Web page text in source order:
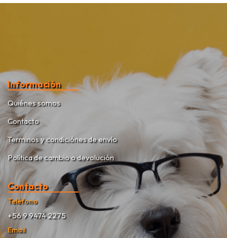
Información
Quiénes somos
Contacto
Terminos y condiciónes de envío
Política de cambio o devolución
Contacto
Teléfono
+56 9 9474 2275
Email